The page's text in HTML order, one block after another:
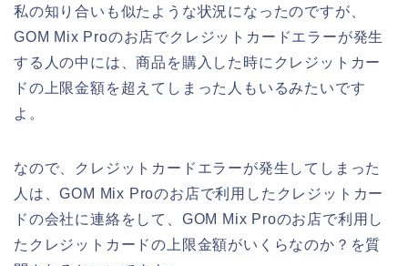
私の知り合いも似たような状況になったのですが、
GOM Mix Proのお店でクレジットカードエラーが発生
する人の中には、商品を購入した時にクレジットカー
ドの上限金額を超えてしまった人もいるみたいです
よ。
なので、クレジットカードエラーが発生してしまった
人は、GOM Mix Proのお店で利用したクレジットカー
ドの会社に連絡をして、GOM Mix Proのお店で利用し
たクレジットカードの上限金額がいくらなのか？を質